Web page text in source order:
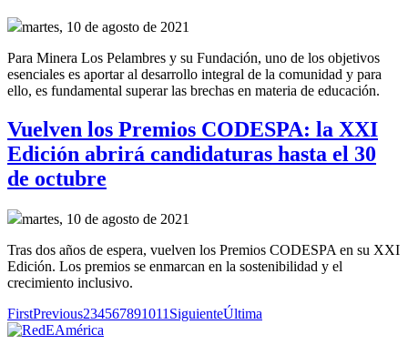
martes, 10 de agosto de 2021
Para Minera Los Pelambres y su Fundación, uno de los objetivos
esenciales es aportar al desarrollo integral de la comunidad y para
ello, es fundamental superar las brechas en materia de educación.
Vuelven los Premios CODESPA: la XXI
Edición abrirá candidaturas hasta el 30
de octubre
martes, 10 de agosto de 2021
Tras dos años de espera, vuelven los Premios CODESPA en su XXI
Edición. Los premios se enmarcan en la sostenibilidad y el
crecimiento inclusivo.
FirstPrevious234567891011 SiguienteÚltima